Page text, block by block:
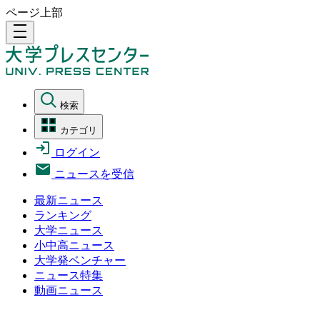
ページ上部
density_medium
検索
カテゴリ
ログイン
ニュースを受信
最新ニュース
ランキング
大学ニュース
小中高ニュース
大学発ベンチャー
ニュース特集
動画ニュース